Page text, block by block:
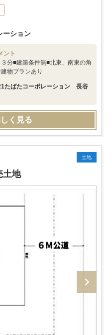
ーション
ント
分■建築条件無■北東、南東の角
物プランあり
たばたコーポレーション 長谷
く見る
土地
土地